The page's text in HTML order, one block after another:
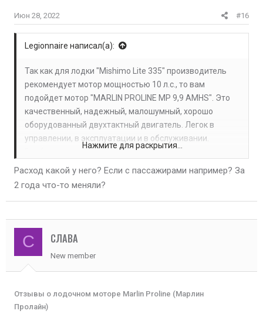
Июн 28, 2022 #16
Legionnaire написал(а):
Так как для лодки "Mishimo Lite 335" производитель
рекомендует мотор мощностью 10 л.с., то вам
подойдет мотор "MARLIN PROLINE MP 9,9 AMHS". Это
качественный, надежный, малошумный, хорошо
оборудованный двухтактный двигатель. Легок в
управлении, в эксплуатации и в обслуживании.
Вообще марка MARLIN пожалуй лучшая среди
китайских производителей. Я сам эксплуатирую этот
положительные. Нисколько не жалею потраченных
Нажмите для раскрытия...
Расход какой у него? Если с пассажирами например? За
2 года что-то меняли?
С СЛАВА
New member
Отзывы о лодочном моторе Marlin Proline (Марлин
Пролайн)